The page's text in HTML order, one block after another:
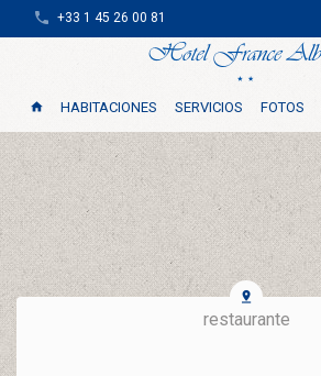
HABITACIONES SERVICIOS FOTOS
+33 1 45 26 00 81
restaurante